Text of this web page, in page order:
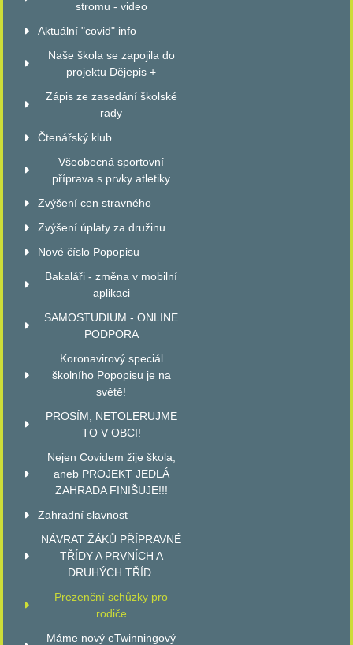
stromu - video
Aktuální "covid" info
Naše škola se zapojila do
projektu Dějepis +
Zápis ze zasedání školské
rady
Čtenářský klub
Všeobecná sportovní
příprava s prvky atletiky
Zvýšení cen stravného
Zvýšení úplaty za družinu
Nové číslo Popopisu
Bakaláři - změna v mobilní
aplikaci
SAMOSTUDIUM - ONLINE
PODPORA
Koronavirový speciál
školního Popopisu je na
světě!
PROSÍM, NETOLERUJME
TO V OBCI!
Nejen Covidem žije škola,
aneb PROJEKT JEDLÁ
ZAHRADA FINIŠUJE!!!
Zahradní slavnost
NÁVRAT ŽÁKŮ PŘÍPRAVNÉ
TŘÍDY A PRVNÍCH A
DRUHÝCH TŘÍD.
Prezenční schůzky pro
rodiče
Máme nový eTwinningový